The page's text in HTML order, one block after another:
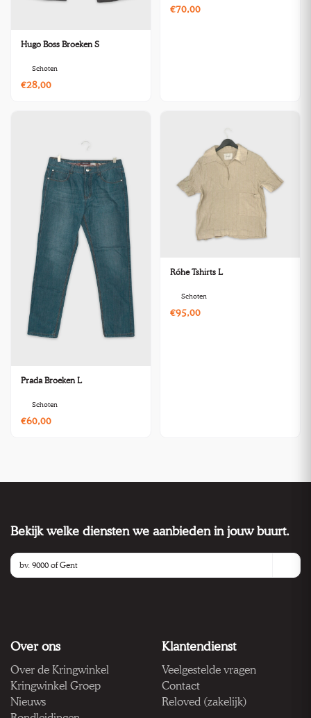
Hugo Boss Broeken S
Schoten
€28,00
€70,00
Prada Broeken L
Schoten
€60,00
Róhe Tshirts L
Schoten
€95,00
Bekijk welke diensten we aanbieden in jouw buurt.
Over ons
Over de Kringwinkel
Kringwinkel Groep
Nieuws
Klantendienst
Veelgestelde vragen
Contact
Reloved (zakelijk)